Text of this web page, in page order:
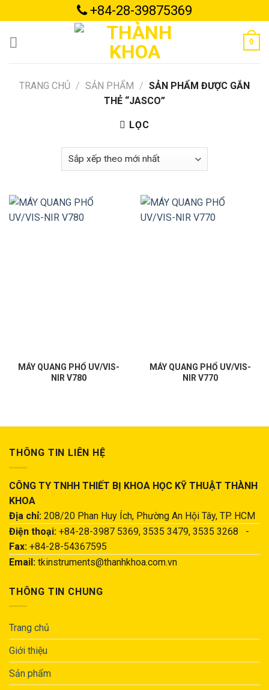
to
content
+84-28-39875369
0
TRANG CHỦ / SẢN PHẨM / SẢN PHẨM ĐƯỢC GẮN
THẺ “JASCO”
LỌC
MÁY QUANG PHỔ UV/VIS-
NIR V780
MÁY QUANG PHỔ UV/VIS-
NIR V770
THÔNG TIN LIÊN HỆ
CÔNG TY TNHH THIẾT BỊ KHOA HỌC KỸ THUẬT THÀNH
KHOA
Địa chỉ: 208/20 Phan Huy Ích, Phường An Hội Tây, TP. HCM
Điện thoại: +84-28-3987 5369, 3535 3479, 3535 3268 -
Fax: +84-28-54367595
Email: tkinstruments@thanhkhoa.com.vn
THÔNG TIN CHUNG
Trang chủ
Giới thiệu
Sản phẩm